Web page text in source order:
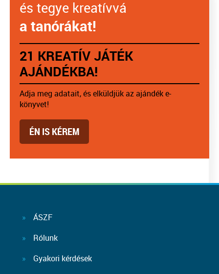
és tegye kreatívvá
a tanórákat!
21 KREATÍV JÁTÉK
AJÁNDÉKBA!
Adja meg adatait, és elküldjük az ajándék e-
könyvet!
ÉN IS KÉREM
ÁSZF
Rólunk
Gyakori kérdések